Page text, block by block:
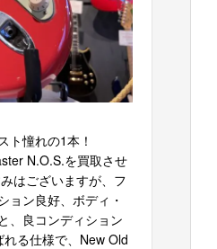
ト憧れの1本！
N.O.S.を買取させ
はございますが、フ
ョン良好、ボディ・
、良コンディション
る仕様で、New Old